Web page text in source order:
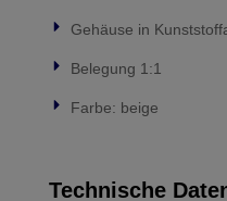
Gehäuse in
Belegung 1:1
Farbe: beige
Technische